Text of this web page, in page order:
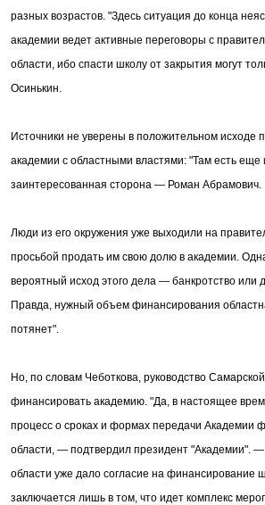
разных возрастов. "Здесь ситуация до конца
академии ведет активные переговоры с
области, ибо спасти школу от закрытия могут
Осинькин.
Источники не уверены в положительном исходе
академии с областными властями: "Там есть еще
заинтересованная сторона — Роман Абрамович.
Люди из его окружения уже выходили на
просьбой продать им свою долю в академии.
вероятный исход этого дела — банкротство или
Правда, нужный объем финансирования
потянет".
Но, по словам Чеботкова, руководство
финансировать академию. "Да, в настоящее
процесс о сроках и формах передачи Академии
области, — подтвердил президент "Академии". —
области уже дало согласие на финансирование
заключается лишь в том, что идет комплекс